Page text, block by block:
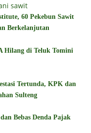
60 Pekebun Sawit
Berkelanjutan
Hilang di Teluk Tomini
Tertunda, KPK dan
Sulteng
Bebas Denda Pajak